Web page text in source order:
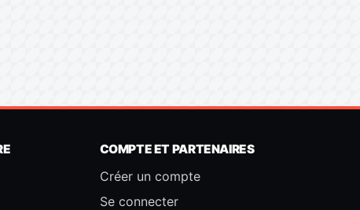
COMPTE ET PARTENAIRES
Créer un compte
Se connecter